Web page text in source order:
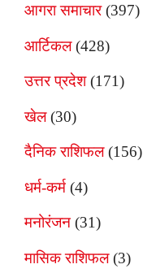
आगरा समाचार(397)
आर्टिकल(428)
उत्तर प्रदेश(171)
खेल(30)
दैनिक राशिफल(156)
धर्म-कर्म (4)
मनोरंजन (31)
मासिक राशिफल(3)